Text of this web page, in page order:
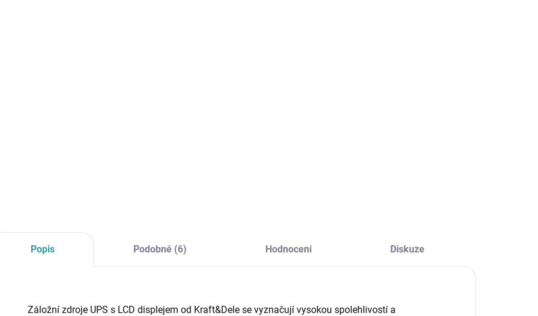
Popis Podobné (6) Hodnocení Diskuze
Záložní zdroje UPS s LCD displejem od Kraft&Dele se vyznačují vysokou spolehlivostí a